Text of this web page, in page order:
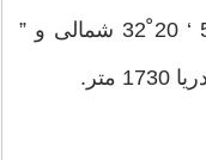
استان یزد، شهرستان اردکان، ” 2 5 ‘ 20 ْ32 شمالی و ”